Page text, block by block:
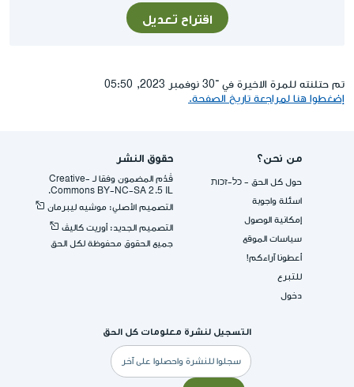
اقتراح تعديل
تم حتلنته للمرة الاخيرة في ־30 نوفمبر 2023, 05:50
إضغطوا هنا لمراجعة تاريخ الصفحة.
من نحن؟
حول كل الحق - כל-זכות
اسئلة واجوبة
إمكانية الوصول
سياسات الموقع
أعطونا آراءكم!
للتبرع
دخول
حقوق النشر
قُدِّم المضمون وفقا لـ -Creative
Commons BY-NC-SA 2.5 IL.
التصميم الأصلي: موشيه ليبرمان
التصميم الجديد: أوريت كاليڤ
جميع الحقوق محفوظة لكل الحق
التسجيل لنشرة معلومات كل الحق
البريد
الإلكتروني